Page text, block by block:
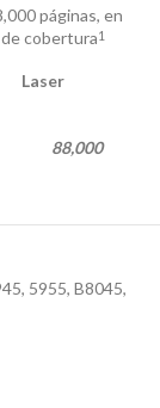
páginas, en
cobertura1
Laser
88,000
5955, B8045,